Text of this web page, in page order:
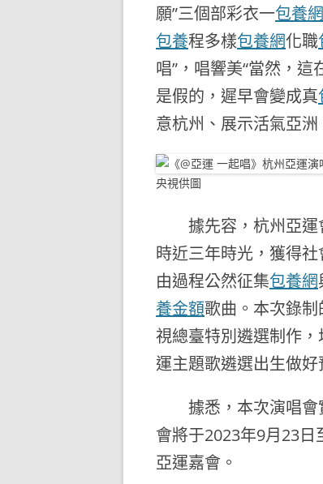
願”三個部彩衣一包養網
包養程多樣包養網化職
唱”，唱響美“當然，
是假的，遲早會變成真
意杭州、展示活氣亞洲
央視供圖
據先容，杭州亞運
時近三年時光，獲得
由過程公然征集包養網
養金額歌曲。本次錄
視總臺特別遴選制作，
運主題歌遴選出生做好
據悉，本次演唱會
會將于2023年9月23日
亞運嘉會。